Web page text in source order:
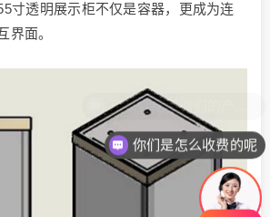
寸透明展示柜不仅是容器，更成为连
界面。
你们是怎么收费的呢